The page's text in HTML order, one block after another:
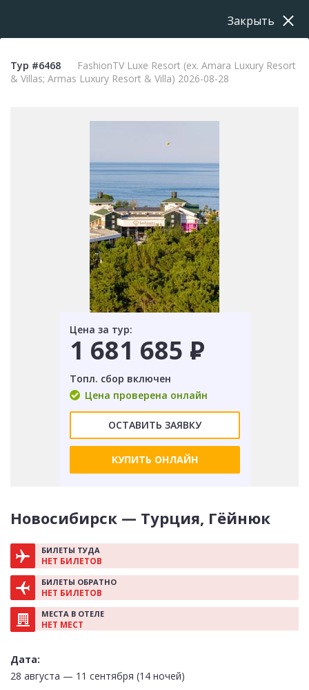
Тур #6468
FashionTV Luxe Resort (ex. Amara Luxury Resort
& Villas; Armas Luxury Resort & Villa) 2026-08-28
Новосибирск — Турция, Гёйнюк
БИЛЕТЫ ТУДА
НЕТ БИЛЕТОВ
БИЛЕТЫ ОБРАТНО
НЕТ БИЛЕТОВ
МЕСТА В ОТЕЛЕ
НЕТ МЕСТ
Дата:
28 августа — 11 сентября (14 ночей)
Цена за тур:
1 681 685 Р
Топл. сбор включен
Цена проверена онлайн
ОСТАВИТЬ ЗАЯВКУ
КУПИТЬ ОНЛАЙН
Закрыть